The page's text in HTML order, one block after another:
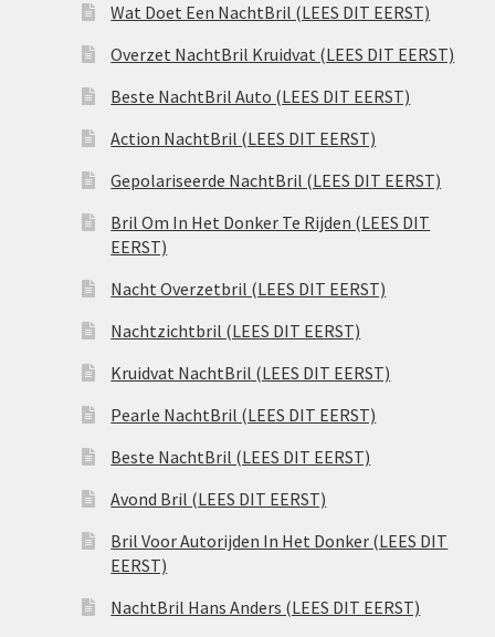
Wat Doet Een NachtBril (LEES DIT EERST)
Overzet NachtBril Kruidvat (LEES DIT EERST)
Beste NachtBril Auto (LEES DIT EERST)
Action NachtBril (LEES DIT EERST)
Gepolariseerde NachtBril (LEES DIT EERST)
Bril Om In Het Donker Te Rijden (LEES DIT
EERST)
Nacht Overzetbril (LEES DIT EERST)
Nachtzichtbril (LEES DIT EERST)
Kruidvat NachtBril (LEES DIT EERST)
Pearle NachtBril (LEES DIT EERST)
Beste NachtBril (LEES DIT EERST)
Avond Bril (LEES DIT EERST)
Bril Voor Autorijden In Het Donker (LEES DIT
EERST)
NachtBril Hans Anders (LEES DIT EERST)